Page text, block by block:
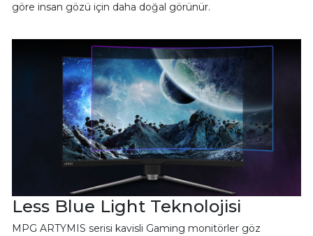
göre insan gözü için daha doğal görünür.
Less Blue Light Teknolojisi
MPG ARTYMIS serisi kavisli Gaming monitörler göz